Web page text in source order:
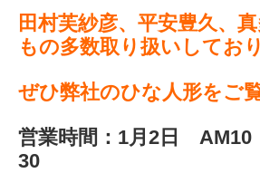
田村芙紗彦、平安豊久、
もの多数取り扱いしてお
ぜひ弊社のひな人形をご
営業時間：1月2日 AM10
30